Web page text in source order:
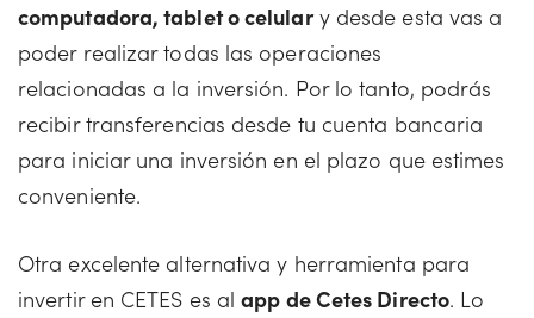
computadora, tablet o celulary desde esta vas a
poder realizar todas las operaciones
relacionadas a la inversión. Por lo tanto, podrás
recibir transferencias desde tu cuenta bancaria
para iniciar una inversión en el plazo que estimes
conveniente.
Otra excelente alternativa y herramienta para
invertir en CETES es alapp de Cetes Directo. Lo